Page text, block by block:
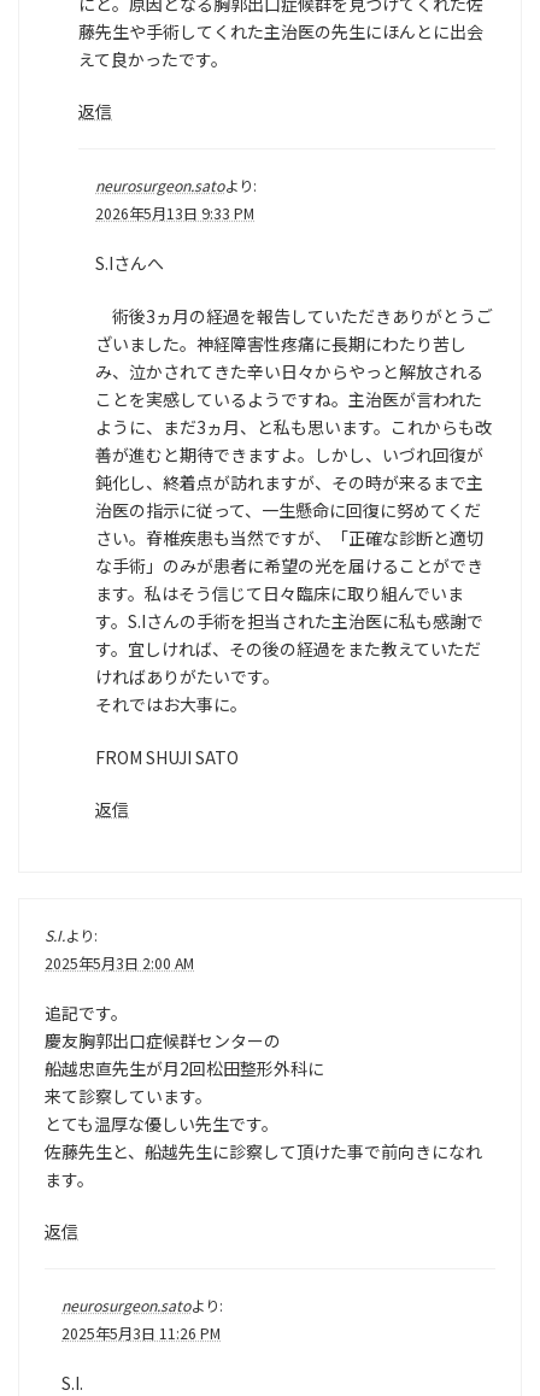
藤先生や手術してくれた主治医の先生にほんとに出会
えて良かったです。
返信
neurosurgeon.satoより:
2026年5月13日 9:33 PM
S.Iさんへ
術後3ヵ月の経過を報告していただきありがとうご
ざいました。神経障害性疼痛に長期にわたり苦し
み、泣かされてきた辛い日々からやっと解放される
ことを実感しているようですね。主治医が言われた
ように、まだ3ヵ月、と私も思います。これからも改
善が進むと期待できますよ。しかし、いづれ回復が
鈍化し、終着点が訪れますが、その時が来るまで主
治医の指示に従って、一生懸命に回復に努めてくだ
さい。脊椎疾患も当然ですが、「正確な診断と適切
な手術」のみが患者に希望の光を届けることができ
ます。私はそう信じて日々臨床に取り組んでいま
す。S.Iさんの手術を担当された主治医に私も感謝で
す。宜しければ、その後の経過をまた教えていただ
ければありがたいです。
それではお大事に。
FROM SHUJI SATO
返信
S.I.より:
2025年5月3日 2:00 AM
追記です。
慶友胸郭出口症候群センターの
船越忠直先生が月2回松田整形外科に
来て診察しています。
とても温厚な優しい先生です。
佐藤先生と、船越先生に診察して頂けた事で前向きになれ
ます。
返信
neurosurgeon.satoより:
2025年5月3日 11:26 PM
S.I.